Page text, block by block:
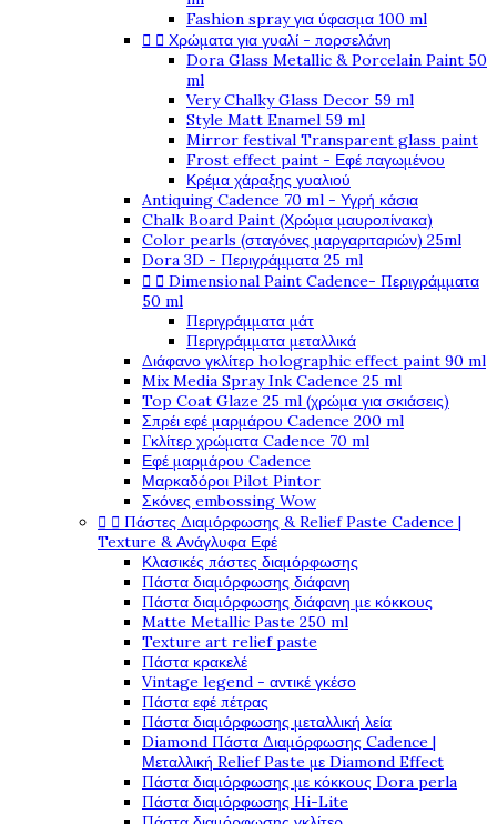
Fashion spray για ύφασμα 100 ml
  Χρώματα για γυαλί - πορσελάνη
Dora Glass Metallic & Porcelain Paint 50
ml
Very Chalky Glass Decor 59 ml
Style Matt Enamel 59 ml
Mirror festival Transparent glass paint
Frost effect paint - Εφέ παγωμένου
Κρέμα χάραξης γυαλιού
Antiquing Cadence 70 ml - Υγρή κάσια
Chalk Board Paint (Χρώμα μαυροπίνακα)
Color pearls (σταγόνες μαργαριταριών) 25ml
Dora 3D - Περιγράμματα 25 ml
  Dimensional Paint Cadence- Περιγράμματα
50 ml
Περιγράμματα μάτ
Περιγράμματα μεταλλικά
Διάφανο γκλίτερ holographic effect paint 90 ml
Mix Media Spray Ink Cadence 25 ml
Top Coat Glaze 25 ml (χρώμα για σκιάσεις)
Σπρέι εφέ μαρμάρου Cadence 200 ml
Γκλίτερ χρώματα Cadence 70 ml
Εφέ μαρμάρου Cadence
Μαρκαδόροι Pilot Pintor
Σκόνες embossing Wow
  Πάστες Διαμόρφωσης & Relief Paste Cadence |
Texture & Ανάγλυφα Εφέ
Κλασικές πάστες διαμόρφωσης
Πάστα διαμόρφωσης διάφανη
Πάστα διαμόρφωσης διάφανη με κόκκους
Matte Metallic Paste 250 ml
Texture art relief paste
Πάστα κρακελέ
Vintage legend - αντικέ γκέσο
Πάστα εφέ πέτρας
Πάστα διαμόρφωσης μεταλλική λεία
Diamond Πάστα Διαμόρφωσης Cadence |
Μεταλλική Relief Paste με Diamond Effect
Πάστα διαμόρφωσης με κόκκους Dora perla
Πάστα διαμόρφωσης Hi-Lite